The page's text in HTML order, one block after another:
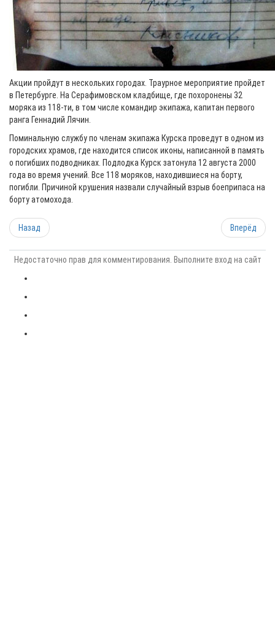
Акции пройдут в нескольких городах. Траурное мероприятие пройдет
в Петербурге. На Серафимовском кладбище, где похоронены 32
моряка из 118-ти, в том числе командир экипажа, капитан первого
ранга Геннадий Лячин.
Поминальную службу по членам экипажа Курска проведут в одном из
городских храмов, где находится список иконы, написанной в память
о погибших подводниках. Подлодка Курск затонула 12 августа 2000
года во время учений. Все 118 моряков, находившиеся на борту,
погибли. Причиной крушения назвали случайный взрыв боеприпаса на
борту атомохода.
Назад Вперёд
Недостаточно прав для комментирования. Выполните вход на сайт